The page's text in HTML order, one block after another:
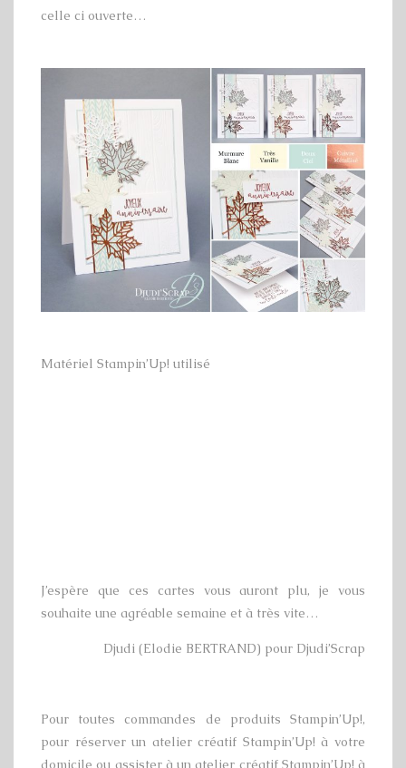
celle ci ouverte…
Matériel Stampin’Up! utilisé
J’espère que ces cartes vous auront plu, je vous
souhaite une agréable semaine et à très vite…
Djudi (Elodie BERTRAND) pour Djudi’Scrap
Pour toutes commandes de produits Stampin’Up!,
pour réserver un atelier créatif Stampin’Up! à votre